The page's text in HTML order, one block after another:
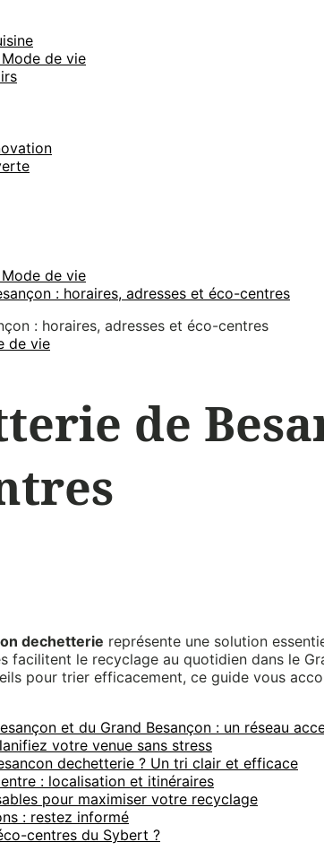
de vie
de vie
: horaires, adresses et éco-centres
de vie
de
dechetterie représente une solution
facilitent le recyclage au quotidien dans le
pour trier efficacement, ce guide vous
et du Grand Besançon : un réseau
votre venue sans stress
dechetterie ? Un tri clair et efficace
: localisation et itinéraires
pour maximiser votre recyclage
: restez informé
centres du Sybert ?